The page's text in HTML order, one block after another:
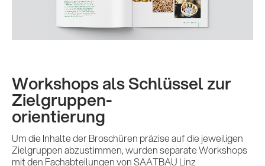
Workshops als Schlüssel zur
Zielgruppen-
orientierung
Um die Inhalte der Broschüren präzise auf die jeweiligen
Zielgruppen abzustimmen, wurden separate Workshops
mit den Fachabteilungen von SAATBAU Linz